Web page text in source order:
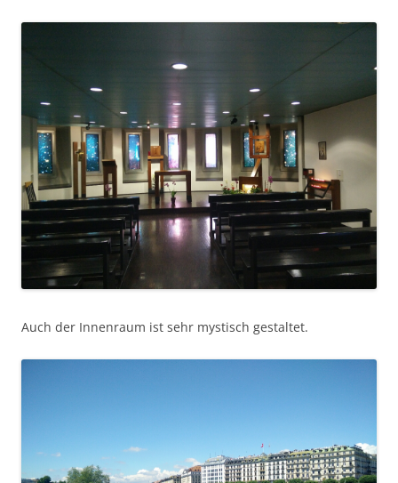
Auch der Innenraum ist sehr mystisch gestaltet.